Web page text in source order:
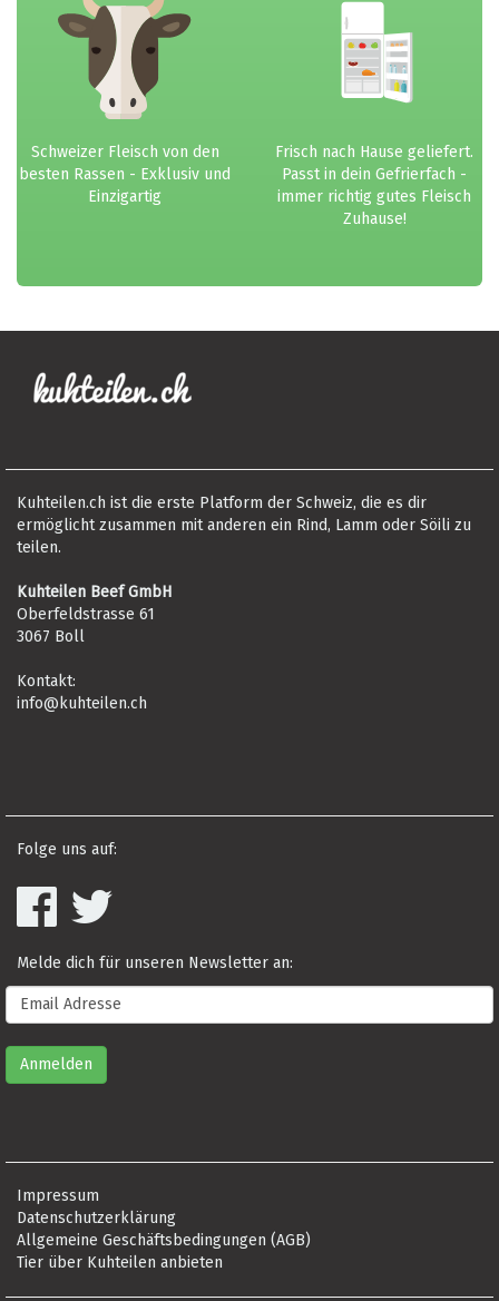
Schweizer Fleisch von den
besten Rassen - Exklusiv und
Einzigartig
Frisch nach Hause geliefert.
Passt in dein Gefrierfach -
immer richtig gutes Fleisch
Zuhause!
Kuhteilen.ch ist die erste Platform der Schweiz, die es dir
ermöglicht zusammen mit anderen ein Rind, Lamm oder Söili zu
teilen.
Kuhteilen Beef GmbH
Oberfeldstrasse 61
3067 Boll
Kontakt:
info@kuhteilen.ch
Folge uns auf:
Melde dich für unseren Newsletter an:
Impressum
Datenschutzerklärung
Allgemeine Geschäftsbedingungen (AGB)
Tier über Kuhteilen anbieten